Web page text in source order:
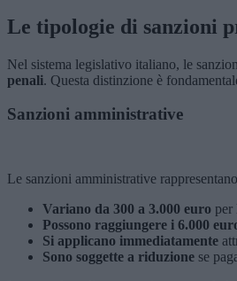
Le tipologie di sanzioni
Nel sistema legislativo italiano, le
penali. Questa distinzione è
Sanzioni amministrative
Le sanzioni amministrative
Variano da 300 a 3.000 euro per
Possono raggiungere i 6.000
Si applicano immediatamente
Sono soggette a riduzione se